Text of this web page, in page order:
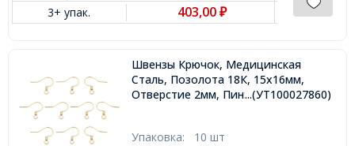
3+ упак. 403,00 ₽
Швензы Крючок, Медицинская
Сталь, Позолота 18К, 15х16мм,
Отверстие 2мм, Пин: 0.8мм,...(УТ100027860)
Упаковка: 10 шт